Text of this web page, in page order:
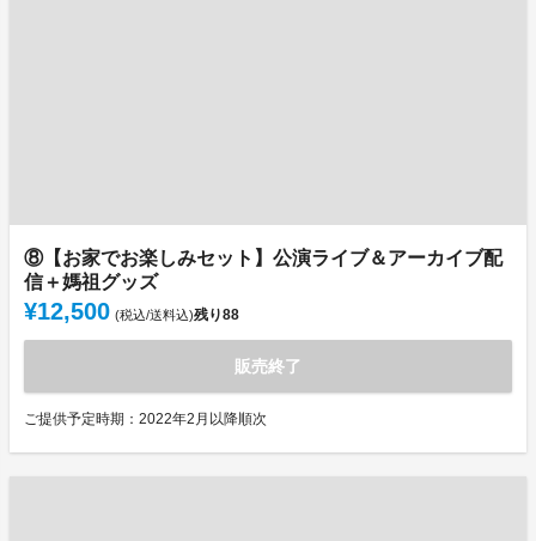
⑧【お家でお楽しみセット】公演ライブ＆アーカイブ配
信＋媽祖グッズ
¥12,500 (税込/送料込)残り88
販売終了
ご提供予定時期：2022年2月以降順次